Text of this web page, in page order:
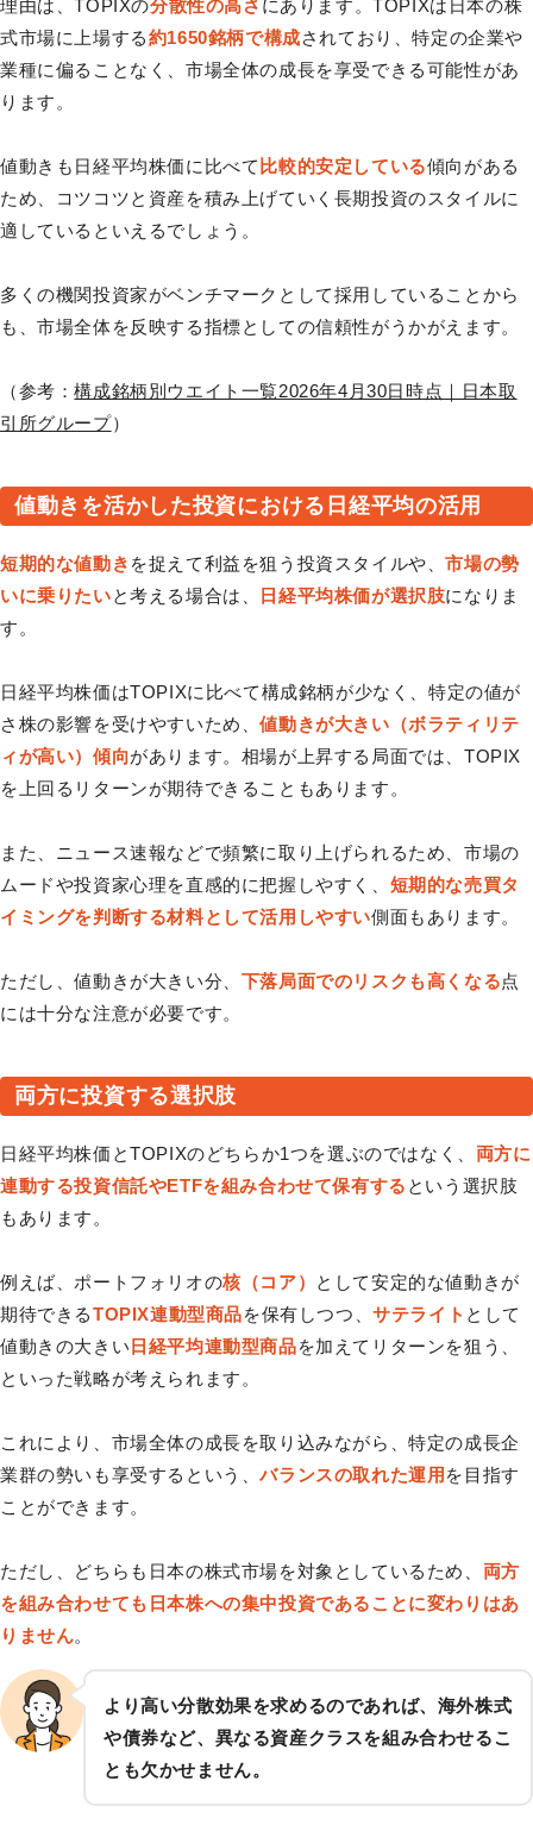
理由は、TOPIXの分散性の高さ にあります。TOPIXは日本の株
式市場に上場する約1650銘柄で構成されており、特定の企業や
業種に偏ることなく、市場全体の成長を享受できる可能性があ
ります。
値動きも日経平均株価に比べて 比較的安定している傾向がある
ため、コツコツと資産を積み上げていく長期投資のスタイルに
適しているといえるでしょう。
多くの機関投資家がベンチマークとして採用していることから
も、市場全体を反映する指標としての信頼性がうかがえます。
（参考：構成銘柄別ウエイト一覧2026年4月30日時点｜日本取
引所グループ）
値動きを活かした投資における日経平均の活用
短期的な値動き を捉えて利益を狙う投資スタイルや、市場の勢
いに乗りたいと考える場合は、 日経平均株価が選択肢になりま
す。
日経平均株価はTOPIXに比べて構成銘柄が少なく、特定の値が
さ株の影響を受けやすいため、値動きが大きい（ボラティリテ
ィが高い）傾向があります。相場が上昇する局面では、TOPIX
を上回るリターンが期待できることもあります。
また、ニュース速報などで頻繁に取り上げられるため、市場の
ムードや投資家心理を直感的に把握しやすく、 短期的な売買タ
イミングを判断する材料として活用しやすい側面もあります。
ただし、値動きが大きい分、 下落局面でのリスクも高くなる点
には十分な注意が必要です。
両方に投資する選択肢
日経平均株価とTOPIXのどちらか1つを選ぶのではなく、 両方に
連動する投資信託やETFを組み合わせて保有する という選択肢
もあります。
例えば、ポートフォリオの核（コア）
として安定的な値動きが
期待できるTOPIX連動型商品を保有しつつ、サテライト として
値動きの大きい 日経平均連動型商品を加えてリターンを狙う、
といった戦略が考えられます。
これにより、市場全体の成長を取り込みながら、特定の成長企
業群の勢いも享受するという、バランスの取れた運用 を目指す
ことができます。
ただし、どちらも日本の株式市場を対象としているため、 両方
を組み合わせても日本株への集中投資であることに変わりはあ
りません。
より高い分散効果を求めるのであれば、海外株式
や債券など、異なる資産クラスを組み合わせるこ
とも欠かせません。